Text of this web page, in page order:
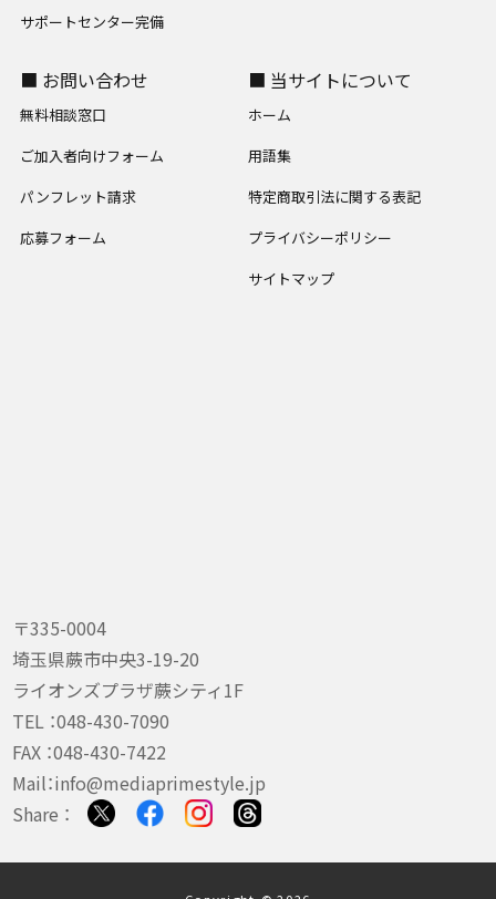
〒335-0004
埼玉県蕨市中央3-19-20
ライオンズプラザ蕨シティ1F
TEL ：048-430-7090
FAX ：048-430-7422
Mail：info@mediaprimestyle.jp
Share ：
サポートセンター完備
■ お問い合わせ
無料相談窓口
ご加入者向けフォーム
パンフレット請求
応募フォーム
■ 当サイトについて
ホーム
用語集
特定商取引法に関する表記
プライバシーポリシー
サイトマップ